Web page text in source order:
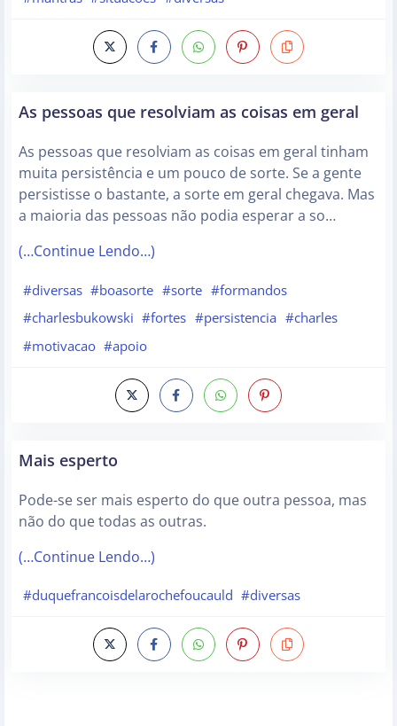
As pessoas que resolviam as coisas em geral
As pessoas que resolviam as coisas em geral tinham
muita persistência e um pouco de sorte. Se a gente
persistisse o bastante, a sorte em geral chegava. Mas
a maioria das pessoas não podia esperar a so…
(…Continue Lendo…)
#diversas #boasorte #sorte #formandos
#charlesbukowski #fortes #persistencia #charles
#motivacao #apoio
Mais esperto
Pode-se ser mais esperto do que outra pessoa, mas
não do que todas as outras.
(…Continue Lendo…)
#duquefrancoisdelarochefoucauld #diversas